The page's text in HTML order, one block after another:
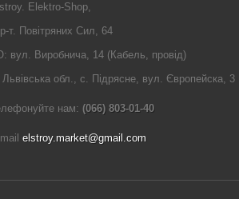
Elektro-Shop,
т. Повітряних Сил, 64
вул. Виробнича, 14 (Кабель, провід)
обл., с. Підрясне, вул. Європейска, 3
нам: (066) 803-01-40
elstroy.market@gmail.com